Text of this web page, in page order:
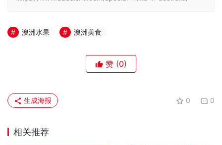
澳洲水果 澳洲美食
赞 (0)
0 0
生成海报
相关推荐